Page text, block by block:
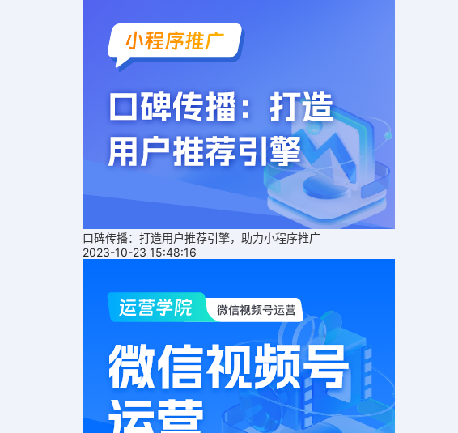
口碑传播：打造用户推荐引擎，助力小程序推广
2023-10-23 15:48:16